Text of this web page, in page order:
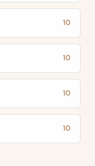
10
10
10
10